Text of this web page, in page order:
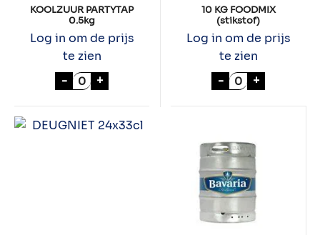
KOOLZUUR PARTYTAP
0.5kg
Log in om de prijs
te zien
- KOOLZUUR PARTYTAP 0.5kg aantal
+
10 KG FOODMIX
(stikstof)
Log in om de prijs
te zien
- 10 KG
+